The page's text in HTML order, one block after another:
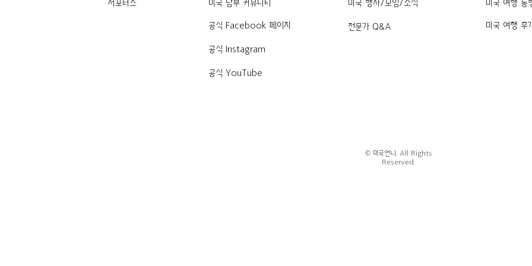
서포터즈 미국 남부 커뮤니티
공식 Facebook 페이지
공식 Instagram
공식 YouTube
미국 행사/모임/소식
전문가 Q&A
미국 여행 동
미국 여행 후기
© 미국언니. All Rights
Reserved.